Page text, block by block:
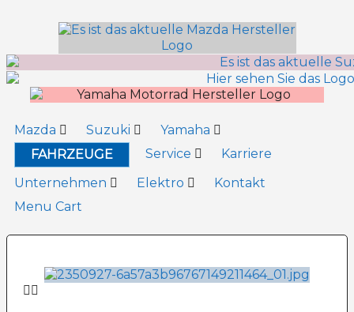
springen
Mazda Suzuki
Yamaha
FAHRZEUGE
Service
Karriere
Unternehmen
Elektro
Kontakt
Menu Cart